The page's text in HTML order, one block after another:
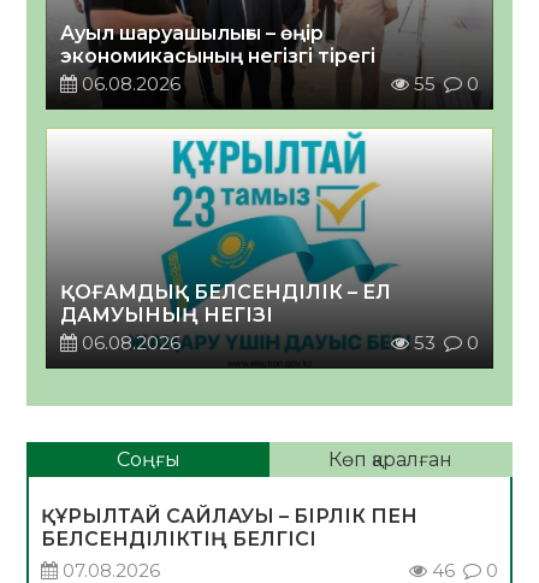
Ауыл шаруашылығы – өңір
экономикасының негізгі тірегі
06.08.2026
55 0
ҚОҒАМДЫҚ БЕЛСЕНДІЛІК – ЕЛ
ДАМУЫНЫҢ НЕГІЗІ
06.08.2026
53 0
Соңғы Көп қаралған
ҚҰРЫЛТАЙ САЙЛАУЫ – БІРЛІК ПЕН
БЕЛСЕНДІЛІКТІҢ БЕЛГІСІ
07.08.2026
46 0